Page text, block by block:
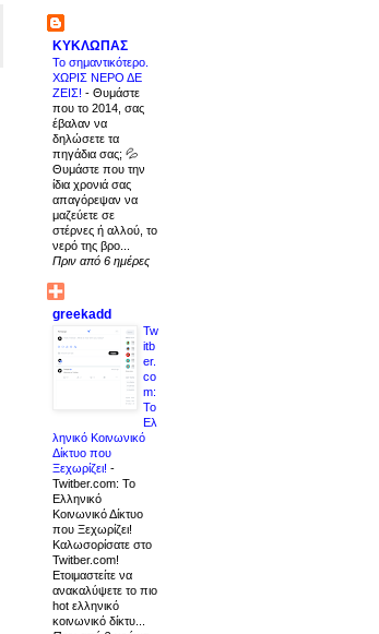
ΚΥΚΛΩΠΑΣ
Το σημαντικότερο.
ΧΩΡΙΣ ΝΕΡΟ ΔΕ
ΖΕΙΣ! - Θυμάστε
που το 2014, σας
έβαλαν να
δηλώσετε τα
πηγάδια σας; 💦
Θυμάστε που την
ίδια χρονιά σας
απαγόρεψαν να
μαζεύετε σε
στέρνες ή αλλού, το
νερό της βρο...
Πριν από 6 ημέρες
greekadd
Tw
itb
er.
co
m:
Το
Ελ
ληνικό Κοινωνικό
Δίκτυο που
Ξεχωρίζει! -
Twitber.com: Το
Ελληνικό
Κοινωνικό Δίκτυο
που Ξεχωρίζει!
Καλωσορίσατε στο
Twitber.com!
Ετοιμαστείτε να
ανακαλύψετε το πιο
hot ελληνικό
κοινωνικό δίκτυ...